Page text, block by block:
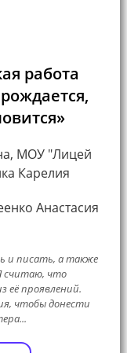
работа
МОУ "Лицей
Карелия
Анастасия
и писать, а также
считаю, что
её проявлений.
чтобы донести